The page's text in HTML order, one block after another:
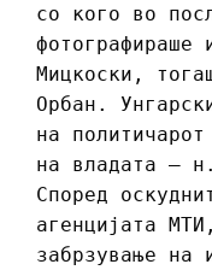
со кого во
фотографираше
Мицкоски,
Орбан.
на
на владата –
Според
агенцијата
забрзување на